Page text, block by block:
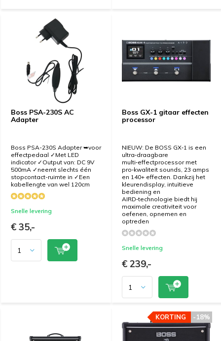
Boss PSA-230S AC
Adapter
Boss PSA-230S Adapter ➥voor
effectpedaal ✓Met LED
indicator ✓Output van: DC 9V
500mA ✓neemt slechts één
stopcontact-ruimte in ✓Een
kabellengte van wel 120cm
Snelle levering
€ 35,-
Boss GX-1 gitaar effecten
processor
NIEUW: De BOSS GX‑1 is een
ultra‑draagbare
multi‑effectprocessor met
pro‑kwaliteit sounds, 23 amps
en 140+ effecten. Dankzij het
kleurendisplay, intuïtieve
bediening en
AIRD‑technologie biedt hij
maximale creativiteit voor
oefenen, opnemen en
optreden
Snelle levering
€ 239,-
-18%
KORTING -18%
KORTING